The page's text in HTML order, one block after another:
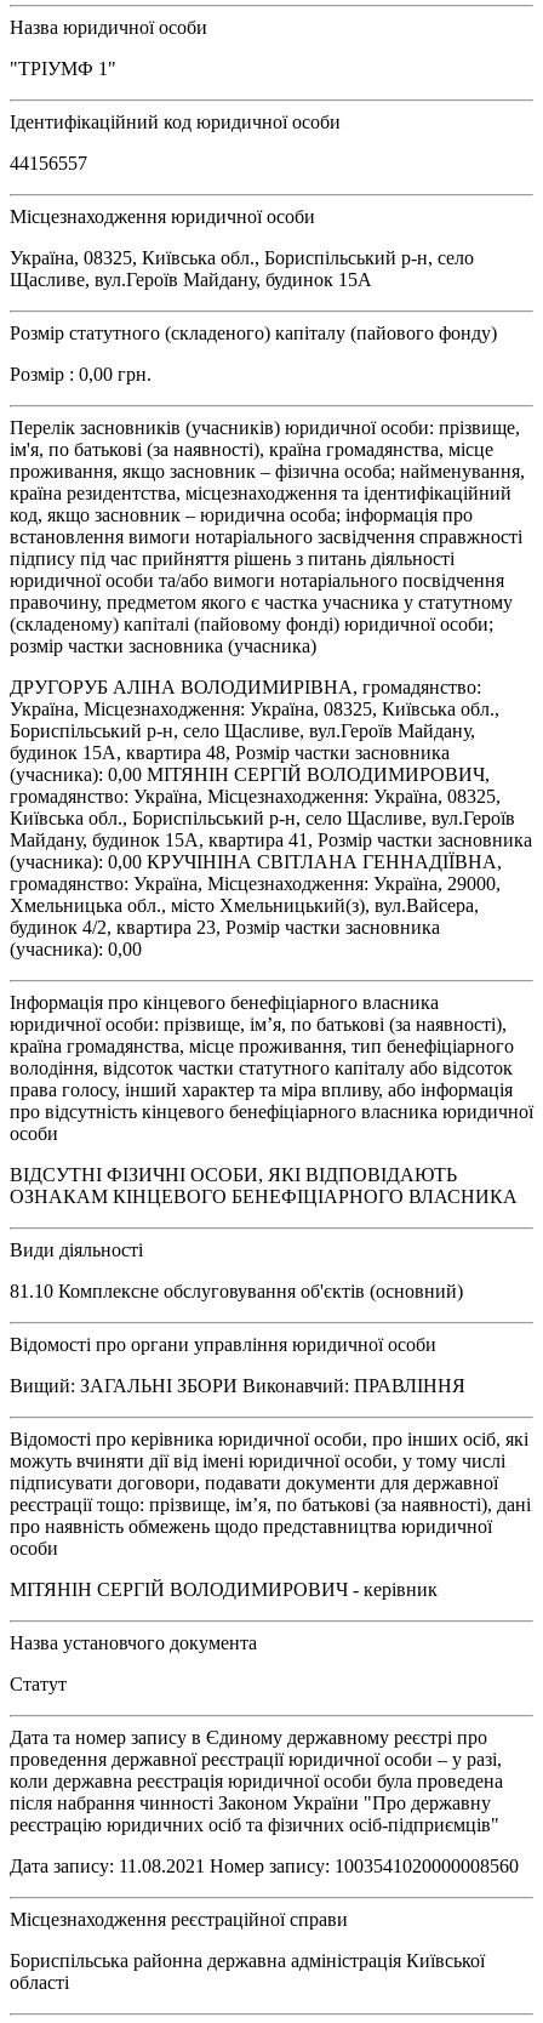
Назва юридичної особи
"ТРІУМФ 1"
Ідентифікаційний код юридичної особи
44156557
Місцезнаходження юридичної особи
Україна, 08325, Київська обл., Бориспільський р-н, село
Щасливе, вул.Героїв Майдану, будинок 15А
Розмір статутного (складеного) капіталу (пайового фонду)
Розмір : 0,00 грн.
Перелік засновників (учасників) юридичної особи: прізвище,
ім'я, по батькові (за наявності), країна громадянства, місце
проживання, якщо засновник – фізична особа; найменування,
країна резидентства, місцезнаходження та ідентифікаційний
код, якщо засновник – юридична особа; інформація про
встановлення вимоги нотаріального засвідчення справжності
підпису під час прийняття рішень з питань діяльності
юридичної особи та/або вимоги нотаріального посвідчення
правочину, предметом якого є частка учасника у статутному
(складеному) капіталі (пайовому фонді) юридичної особи;
розмір частки засновника (учасника)
ДРУГОРУБ АЛІНА ВОЛОДИМИРІВНА, громадянство:
Україна, Місцезнаходження: Україна, 08325, Київська обл.,
Бориспільський р-н, село Щасливе, вул.Героїв Майдану,
будинок 15А, квартира 48, Розмір частки засновника
(учасника): 0,00 МІТЯНІН СЕРГІЙ ВОЛОДИМИРОВИЧ,
громадянство: Україна, Місцезнаходження: Україна, 08325,
Київська обл., Бориспільський р-н, село Щасливе, вул.Героїв
Майдану, будинок 15А, квартира 41, Розмір частки засновника
(учасника): 0,00 КРУЧІНІНА СВІТЛАНА ГЕННАДІЇВНА,
громадянство: Україна, Місцезнаходження: Україна, 29000,
Хмельницька обл., місто Хмельницький(з), вул.Вайсера,
будинок 4/2, квартира 23, Розмір частки засновника
(учасника): 0,00
Інформація про кінцевого бенефіціарного власника
юридичної особи: прізвище, ім’я, по батькові (за наявності),
країна громадянства, місце проживання, тип бенефіціарного
володіння, відсоток частки статутного капіталу або відсоток
права голосу, інший характер та міра впливу, або інформація
про відсутність кінцевого бенефіціарного власника юридичної
особи
ВІДСУТНІ ФІЗИЧНІ ОСОБИ, ЯКІ ВІДПОВІДАЮТЬ
ОЗНАКАМ КІНЦЕВОГО БЕНЕФІЦІАРНОГО ВЛАСНИКА
Види діяльності
81.10 Комплексне обслуговування об'єктів (основний)
Відомості про органи управління юридичної особи
Вищий: ЗАГАЛЬНІ ЗБОРИ Виконавчий: ПРАВЛІННЯ
Відомості про керівника юридичної особи, про інших осіб, які
можуть вчиняти дії від імені юридичної особи, у тому числі
підписувати договори, подавати документи для державної
реєстрації тощо: прізвище, ім’я, по батькові (за наявності), дані
про наявність обмежень щодо представництва юридичної
особи
МІТЯНІН СЕРГІЙ ВОЛОДИМИРОВИЧ - керівник
Назва установчого документа
Статут
Дата та номер запису в Єдиному державному реєстрі про
проведення державної реєстрації юридичної особи – у разі,
коли державна реєстрація юридичної особи була проведена
після набрання чинності Законом України "Про державну
реєстрацію юридичних осіб та фізичних осіб-підприємців"
Дата запису: 11.08.2021 Номер запису: 1003541020000008560
Місцезнаходження реєстраційної справи
Бориспільська районна державна адміністрація Київської
області